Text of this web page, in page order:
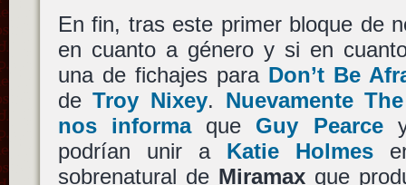
En fin, tras este primer bloque de
en cuanto a género y si en
una de fichajes para Don’t Be
deTroy Nixey. Nuevamente
nos informaque Guy Pearce
podrían unir a Katie Holmes
sobrenatural de Miramaxque